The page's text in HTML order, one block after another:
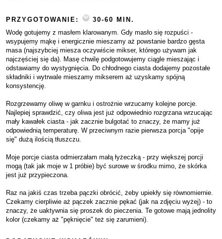
PRZYGOTOWANIE:
30-60 MIN.
Wodę gotujemy z masłem klarowanym. Gdy masło się rozpuści -
wsypujemy mąkę i energicznie mieszamy aż powstanie bardzo gęsta
masa (najszybciej miesza oczywiście mikser, którego używam jak
najczęściej się da). Masę chwilę podgotowujemy ciągle mieszając i
odstawiamy do wystygnięcia. Do chłodnego ciasta dodajemy pozostałe
składniki i wytrwale mieszamy mikserem aż uzyskamy spójną
konsystencję.
Rozgrzewamy oliwę w garnku i ostrożnie wrzucamy kolejne porcje.
Najlepiej sprawdzić, czy oliwa jest już odpowiednio rozgrzana wrzucając
mały kawałek ciasta - jak zacznie bulgotać to znaczy, że mamy już
odpowiednią temperaturę. W przeciwnym razie pierwsza porcja "opije
się" dużą ilością tłuszczu.
Moje porcje ciasta odmierzałam małą łyżeczką - przy większej porcji
mogą (tak jak moje w 1 próbie) być surowe w środku mimo, że skórka
jest już przypieczona.
Raz na jakiś czas trzeba pączki obrócić, żeby upiekły się równomiernie.
Czekamy cierpliwie aż pączek zacznie pękać (jak na zdjęciu wyżej) - to
znaczy, że uaktywnia się proszek do pieczenia. Te gotowe mają jednolity
kolor (czekamy aż "pęknięcie" też się zarumieni).